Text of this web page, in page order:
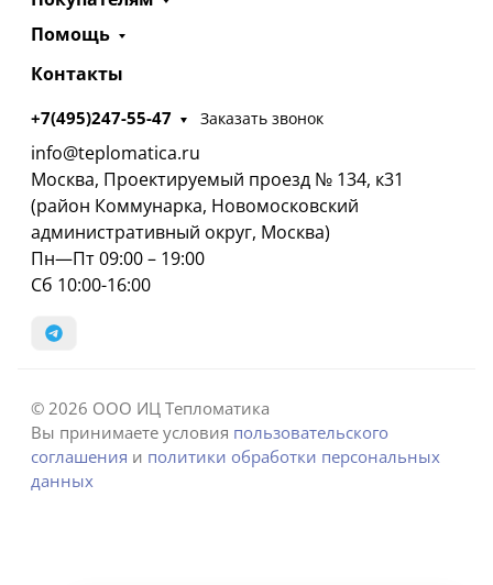
Помощь
Контакты
+7(495)247-55-47 Заказать звонок
info@teplomatica.ru
Москва, Проектируемый проезд № 134, к31
(район Коммунарка, Новомосковский
административный округ, Москва)
Пн—Пт 09:00 – 19:00
Сб 10:00-16:00
© 2026 ООО ИЦ Тепломатика
Вы принимаете условия пользовательского
соглашения и политики обработки персональных
данных